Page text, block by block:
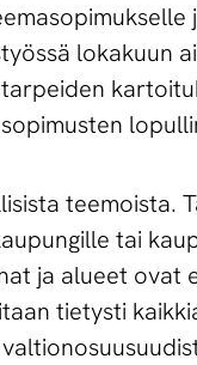
lokakuun
teemoista.
tai
ja alueet ovat
tietysti